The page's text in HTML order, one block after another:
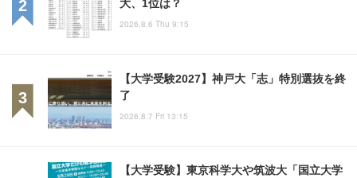
大、1位は？
2026.8.6 Thu 9:15
【大学受験2027】神戸大「志」特別選抜を終
了
2026.8.7 Fri 13:15
【大学受験】東京科学大や筑波大「国立大学